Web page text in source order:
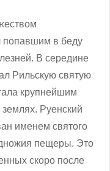
попавшим в беду
В середине
Рильскую святую
крупнейшим
Руенский
именем святого
пещеры. Это
скоро после